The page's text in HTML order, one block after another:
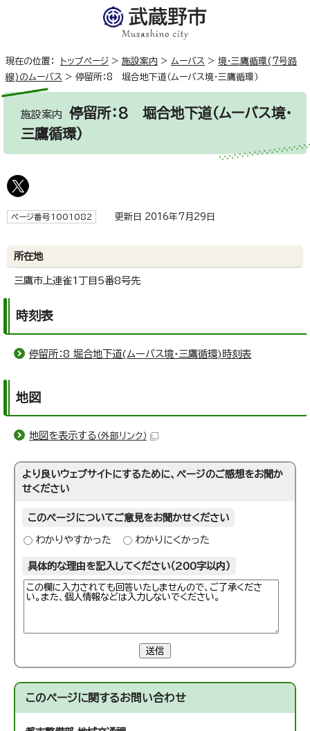
現在の位置： トップページ > 施設案内 > ムーバス > 境・三鷹循環(7号路
線)のムーバス > 停留所：8 堀合地下道（ムーバス境・三鷹循環）
施設案内 停留所：8 堀合地下道（ムーバス境・
三鷹循環）
ページ番号1001082 更新日 2016年7月29日
所在地
三鷹市上連雀1丁目5番8号先
時刻表
停留所：8 堀合地下道(ムーバス境・三鷹循環)時刻表
地図
地図を表示する （外部リンク）
より良いウェブサイトにするために、ページのご感想をお聞か
せください
このページについてご意見をお聞かせください
わかりやすかった わかりにくかった
具体的な理由を記入してください（200字以内）
送信
このページに関するお問い合わせ